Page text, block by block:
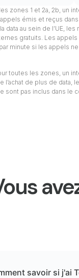
zones 1 et 2a, 2b, un
émis et reçus
data au sein de l’UE,
gratuits. Les
minute si les appels
toutes les zones, un
de plus de
sont pas inclus dans le
savoir si j'ai